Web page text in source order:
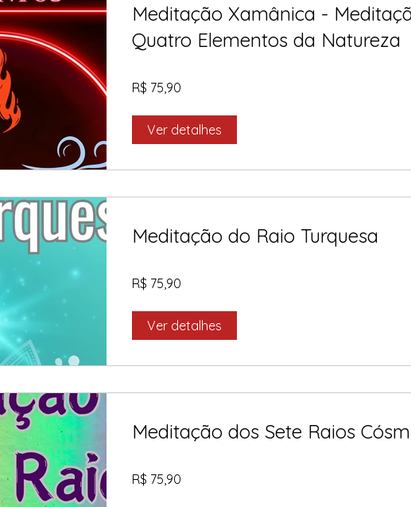
Meditação Xamânica -
Quatro Elementos da Natureza
R$ 75,90
Ver detalhes
Meditação do Raio Turquesa
R$ 75,90
Ver detalhes
Meditação dos Sete Raios
R$ 75,90